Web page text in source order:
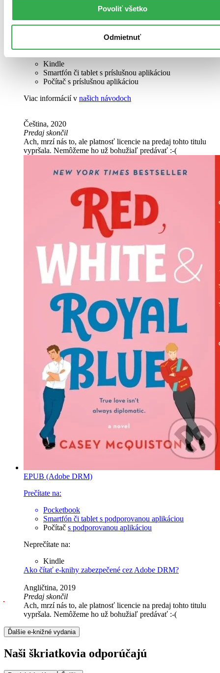
Povoliť všetko
Odmietnuť
našich návodoch
MOBI
Kindle
Smartfón či tablet s príslušnou aplikáciou
Počítač s príslušnou aplikáciou
Viac informácií v našich návodoch
Čeština, 2020
Predaj skončil
Ach, mrzí nás to, ale platnosť licencie na predaj tohto titulu
vypršala. Nemôžeme ho už bohužiaľ predávať :-(
EPUB (Adobe DRM)
Prečítate na:
Pocketbook
Smartfón či tablet s podporovanou aplikáciou
Počítač s podporovanou aplikáciou
Neprečítate na:
Kindle
Ako čítať e-knihy zabezpečené cez Adobe DRM?
Angličtina, 2019
Predaj skončil
Ach, mrzí nás to, ale platnosť licencie na predaj tohto titulu
vypršala. Nemôžeme ho už bohužiaľ predávať :-(
Ďalšie e-knižné vydania
Naši škriatkovia odporúčajú